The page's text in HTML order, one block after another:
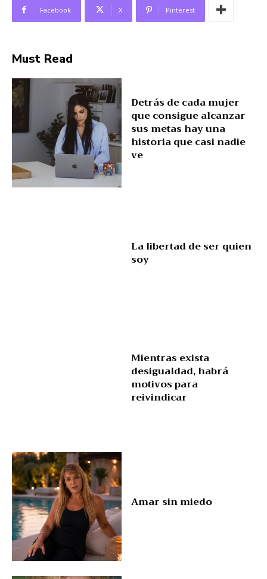
Facebook X Pinterest
Must Read
Detrás de cada mujer
que consigue alcanzar
sus metas hay una
historia que casi nadie
ve
La libertad de ser quien
soy
Mientras exista
desigualdad, habrá
motivos para
reivindicar
Amar sin miedo